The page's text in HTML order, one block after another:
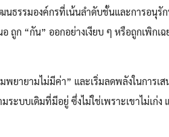
นธรรมองค์กรที่เน้นลำดับชั้นและการอนุรั
ถูก “กัน” ออกอย่างเงียบ ๆ หรือถูกเพิกเฉ
พยายามไม่มีค่า” และเริ่มลดพลังในการเ
ะบบเดิมที่มีอยู่ ซึ่งไม่ใช่เพราะเขาไม่เก่ง